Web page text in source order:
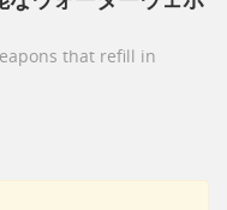
that refill in